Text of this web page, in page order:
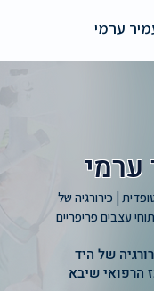
ערמי
ערמי
| כירורגיה של
עצבים פריפריים
של היד
הרפואי שיבא